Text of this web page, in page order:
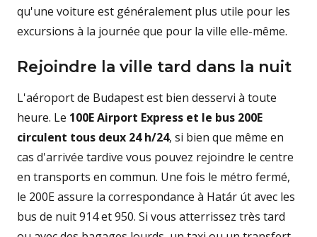
qu'une voiture est généralement plus utile pour les
excursions à la journée que pour la ville elle-même.
Rejoindre la ville tard dans la nuit
L'aéroport de Budapest est bien desservi à toute
heure. Le 100E Airport Express et le bus 200E
circulent tous deux 24 h/24, si bien que même en
cas d'arrivée tardive vous pouvez rejoindre le centre
en transports en commun. Une fois le métro fermé,
le 200E assure la correspondance à Határ út avec les
bus de nuit 914 et 950. Si vous atterrissez très tard